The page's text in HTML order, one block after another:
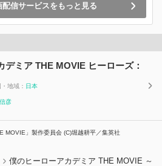
信サービスをもっと見る
デミア THE MOVIE ヒーローズ：
地域： 日本
彦
MOVIE」製作委員会 (C)堀越耕平／集英社
僕のヒーローアカデミア THE MOVIE ～